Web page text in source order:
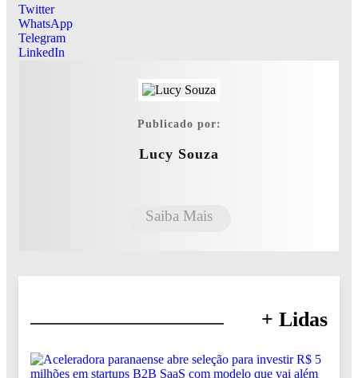
Twitter
WhatsApp
Telegram
LinkedIn
Publicado por:
Lucy Souza
Saiba Mais
+ Lidas